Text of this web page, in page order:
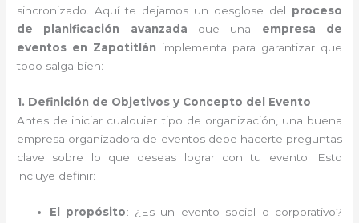
sincronizado. Aquí te dejamos un desglose del proceso
de planificación avanzada que una empresa de
eventos en Zapotitlán implementa para garantizar que
todo salga bien:
1. Definición de Objetivos y Concepto del Evento
Antes de iniciar cualquier tipo de organización, una buena
empresa organizadora de eventos debe hacerte preguntas
clave sobre lo que deseas lograr con tu evento. Esto
incluye definir:
El propósito: ¿Es un evento social o corporativo?